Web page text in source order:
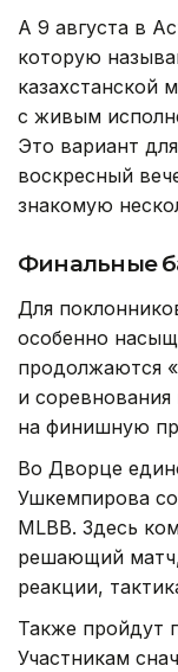
А 9 августа в
которую
казахстанской
с живым
Это вариант
воскресный
знакомую
Финальные
Для
особенно
продолжаются
и
на финишную
Во Дворце
Ушкемпирова
MLBB. Здесь
решающий матч,
реакции,
Также пройдут
Участникам